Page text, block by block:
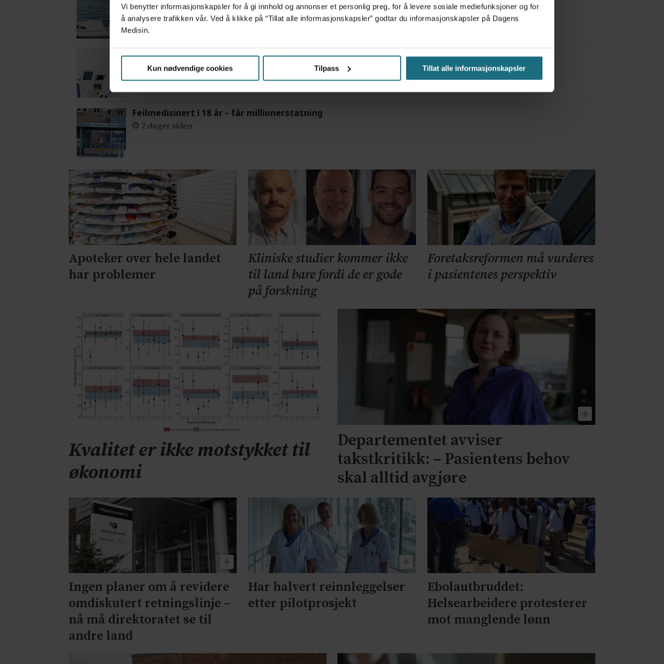
Vi benytter informasjonskapsler for å gi innhold og annonser et personlig preg, for å levere sosiale mediefunksjoner og for
å analysere trafikken vår. Ved å klikke på “Tillat alle informasjonskapsler” godtar du informasjonskapsler på Dagens
Medisin.
Kun nødvendige cookies Tilpass Tillat alle informasjonskapsler
4 dager siden
– Etter en stund kom det frem at han døgnet før hadde drukket 25 vodka Red Bull
5 dager siden
Feilmedisinert i 18 år – får millionerstatning
2 dager siden
Apoteker over hele landet
har problemer
Kliniske studier kommer ikke
til land bare fordi de er gode
på forskning
Foretaksreformen må vurderes
i pasientenes perspektiv
Kvalitet er ikke motstykket til
økonomi
Departementet avviser
takstkritikk: – Pasientens behov
skal alltid avgjøre
Ingen planer om å revidere
omdiskutert retningslinje –
nå må direktoratet se til
andre land
Har halvert reinnleggelser
etter pilotprosjekt
Ebolautbruddet:
Helsearbeidere protesterer
mot manglende lønn